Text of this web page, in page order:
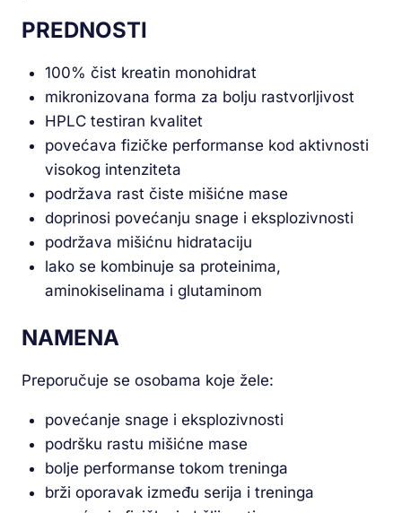
PREDNOSTI
100% čist kreatin monohidrat
mikronizovana forma za bolju rastvorljivost
HPLC testiran kvalitet
povećava fizičke performanse kod aktivnosti
visokog intenziteta
podržava rast čiste mišićne mase
doprinosi povećanju snage i eksplozivnosti
podržava mišićnu hidrataciju
lako se kombinuje sa proteinima,
aminokiselinama i glutaminom
NAMENA
Preporučuje se osobama koje žele:
povećanje snage i eksplozivnosti
podršku rastu mišićne mase
bolje performanse tokom treninga
brži oporavak između serija i treninga